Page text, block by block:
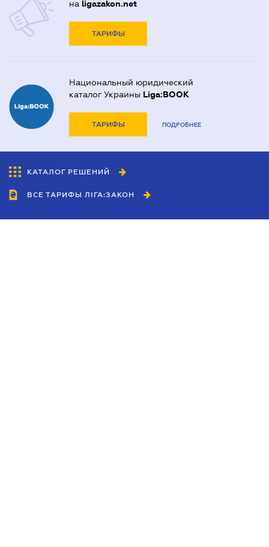
на ligazakon.net
ТАРИФЫ
Национальный юридический
каталог Украины Liga:BOOK
ТАРИФЫ ПОДРОБНЕЕ
КАТАЛОГ РЕШЕНИЙ
ВСЕ ТАРИФЫ ЛІГА:ЗАКОН